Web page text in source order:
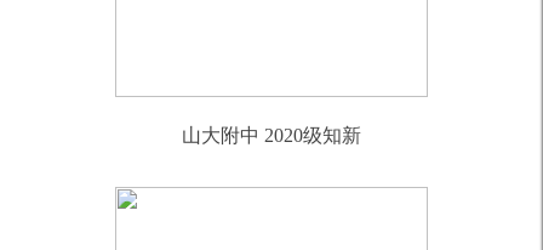
山大附中 2020级知新